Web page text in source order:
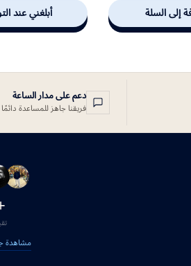
إلى السلة
أبلغني عند
دعم على مدار الساعة
فريقنا جاهز للمساعدة دائمًا
مشاهدة